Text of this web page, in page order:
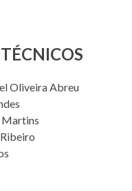
Oliveira Abreu
Martins